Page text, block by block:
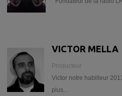
VICTOR MELLA
Producteur
Victor notre habilleur
plus...